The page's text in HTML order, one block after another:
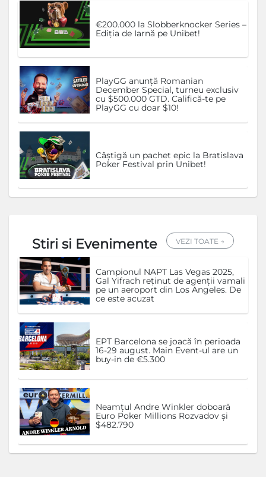
€200.000 la Slobberknocker Series –
Ediția de Iarnă pe Unibet!
PlayGG anunță Romanian
December Special, turneu exclusiv
cu $500.000 GTD. Califică-te pe
PlayGG cu doar $10!
Câștigă un pachet epic la Bratislava
Poker Festival prin Unibet!
Stiri si Evenimente VEZI TOATE →
Campionul NAPT Las Vegas 2025,
Gal Yifrach reținut de agenții vamali
pe un aeroport din Los Angeles. De
ce este acuzat
EPT Barcelona se joacă în perioada
16-29 august. Main Event-ul are un
buy-in de €5.300
Neamțul Andre Winkler doboară
Euro Poker Millions Rozvadov și
$482.790